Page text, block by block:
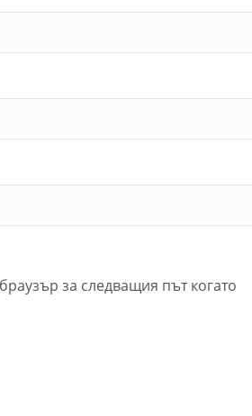
за следващия път когато